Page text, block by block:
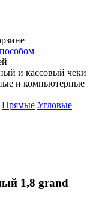
и кассовый чеки
и компьютерные
Прямые Угловые
1,8 grand